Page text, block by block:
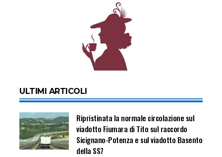
ULTIMI ARTICOLI
Ripristinata la normale circolazione sul
viadotto Fiumara di Tito sul raccordo
Sicignano-Potenza e sul viadotto Basento
della SS7